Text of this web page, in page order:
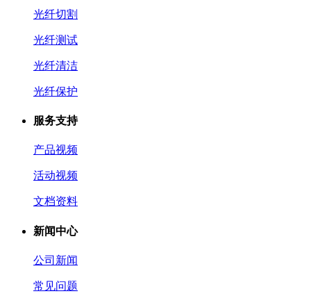
光纤切割
光纤测试
光纤清洁
光纤保护
服务支持
产品视频
活动视频
文档资料
新闻中心
公司新闻
常见问题